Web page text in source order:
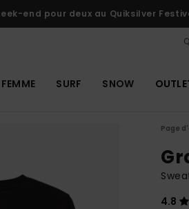
end pour deux au Quiksilver
FEMME SURF SNOW
Page
4.8